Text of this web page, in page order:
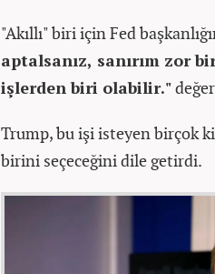
"Akıllı" biri için Fed
aptalsanız, sanırım zor
işlerden biri olabilir."
Trump, bu işi isteyen birçok
birini seçeceğini dile getirdi.